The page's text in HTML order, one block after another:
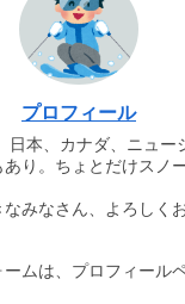
プロフィール
日本、カナダ、ニュー
り。ちょとだけスノ
みなさん、よろしく
ムは、プロフィール